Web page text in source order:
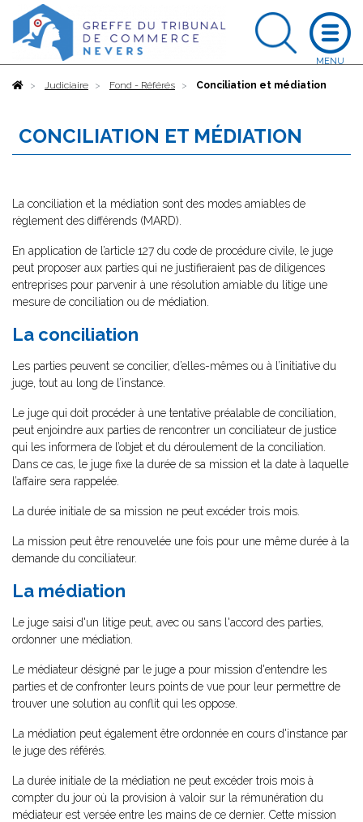
AccueilJudiciaire Fond - Référés Conciliation et médiation
CONCILIATION ET MÉDIATION
La conciliation et la médiation sont des modes amiables de
règlement des différends (MARD).
En application de l’article 127 du code de procédure civile, le juge
peut proposer aux parties qui ne justifieraient pas de diligences
entreprises pour parvenir à une résolution amiable du litige une
mesure de conciliation ou de médiation.
La conciliation
Les parties peuvent se concilier, d’elles-mêmes ou à l’initiative du
juge, tout au long de l’instance.
Le juge qui doit procéder à une tentative préalable de conciliation,
peut enjoindre aux parties de rencontrer un conciliateur de justice
qui les informera de l’objet et du déroulement de la conciliation.
Dans ce cas, le juge fixe la durée de sa mission et la date à laquelle
l’affaire sera rappelée.
La durée initiale de sa mission ne peut excéder trois mois.
La mission peut être renouvelée une fois pour une même durée à la
demande du conciliateur.
La médiation
Le juge saisi d'un litige peut, avec ou sans l'accord des parties,
ordonner une médiation.
Le médiateur désigné par le juge a pour mission d'entendre les
parties et de confronter leurs points de vue pour leur permettre de
trouver une solution au conflit qui les oppose.
La médiation peut également être ordonnée en cours d'instance par
le juge des référés.
La durée initiale de la médiation ne peut excéder trois mois à
compter du jour où la provision à valoir sur la rémunération du
médiateur est versée entre les mains de ce dernier. Cette mission